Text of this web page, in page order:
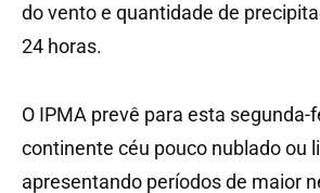
do vento e quantidade de
24 horas.
O IPMA prevê para esta segunda-
continente céu pouco nublado ou
apresentando períodos de maior